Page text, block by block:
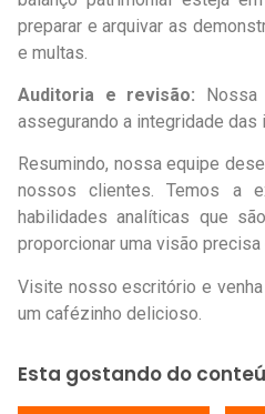
preparar e arquivar as
e multas.
Auditoria e revisão: Nossa
assegurando a integridade
Resumindo, nossa equipe
nossos clientes. Temos a
habilidades analíticas que
proporcionar uma visão
Visite nosso escritório e
um cafézinho delicioso.
Esta gostando do